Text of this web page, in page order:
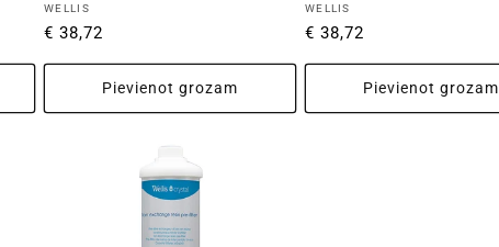
Pārdevējs:
WELLIS
Parastā
€ 38,72
Pievienot grozam
Pārdevējs:
WELLIS
Parastā
€ 38,72
Pievienot grozam